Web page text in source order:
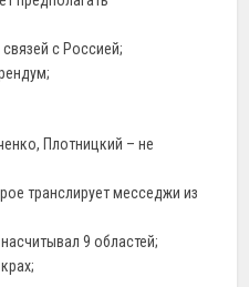
с Россией;
Плотницкий – не
транслирует месседжи из
9 областей;